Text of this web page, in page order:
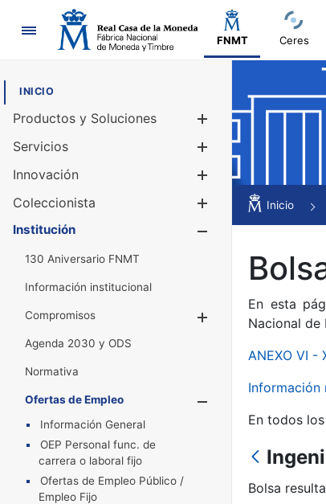
Navegación
FNMT Ceres
INICIO
Productos y Soluciones
Servicios
Innovación
Coleccionista
Institución
130 Aniversario FNMT
Información institucional
Compromisos
Mostrar/
Agenda 2030 y ODS
Normativa
Ofertas de Empleo
Información General
OEP Personal func. de
carrera o laboral fijo
Ofertas de Empleo Público /
Empleo Fijo
Inicio
En esta
Nacional de
ANEXO VI -
Información
En todos
Bolsa